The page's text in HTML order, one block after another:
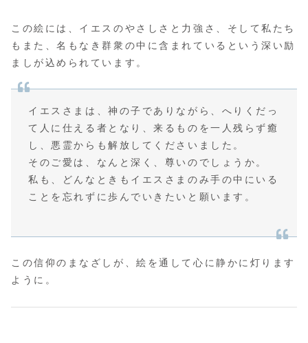
この絵には、イエスのやさしさと力強さ、そして私たち
もまた、名もなき群衆の中に含まれているという深い励
ましが込められています。
イエスさまは、神の子でありながら、へりくだっ
て人に仕える者となり、来るものを一人残らず癒
し、悪霊からも解放してくださいました。
そのご愛は、なんと深く、尊いのでしょうか。
私も、どんなときもイエスさまのみ手の中にいる
ことを忘れずに歩んでいきたいと願います。
この信仰のまなざしが、絵を通して心に静かに灯ります
ように。